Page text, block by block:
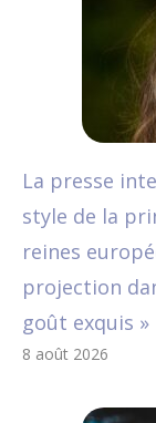
La presse
style de la
reines
projection
goût exquis »
8 août 2026